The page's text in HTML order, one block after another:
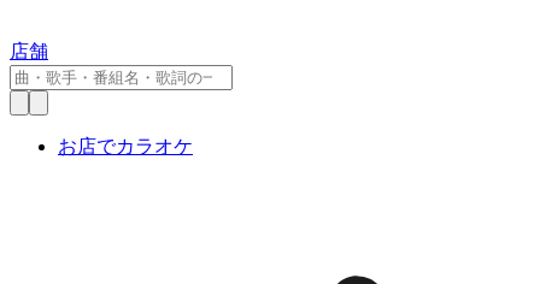
店舗
お店でカラオケ